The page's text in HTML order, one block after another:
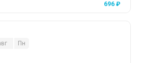
696 ₽
Пн